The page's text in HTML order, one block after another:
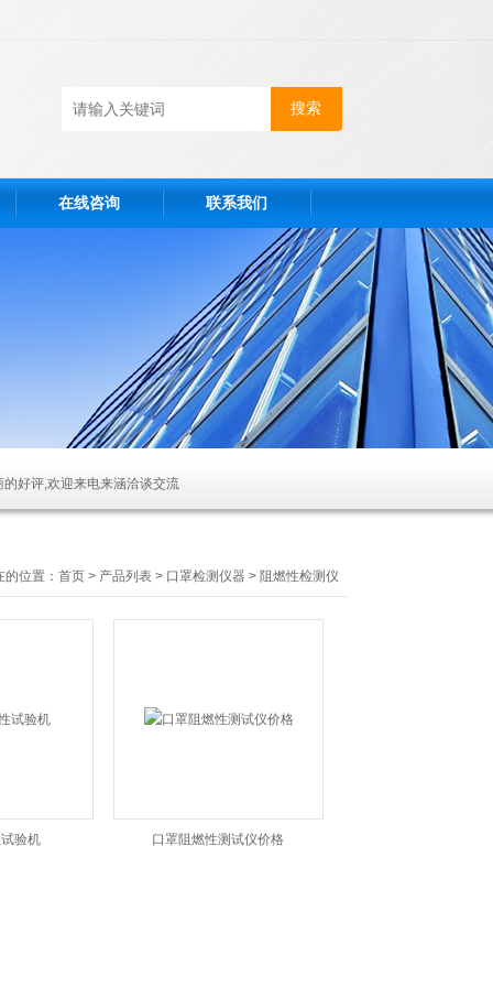
在线咨询 联系我们
好评,欢迎来电来涵洽谈交流
的位置： 首页 > 产品列表 > 口罩检测仪器 > 阻燃性检测仪
验机 口罩阻燃性测试仪价格